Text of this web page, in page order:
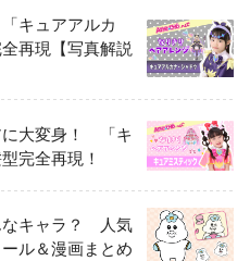
キュアアルカ
再現【写真解説
に大変身！ 「キ
完全再現！
なキャラ？ 人気
ル＆漫画まとめ